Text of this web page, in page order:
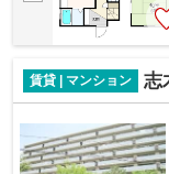
賃貸 | マンション 志